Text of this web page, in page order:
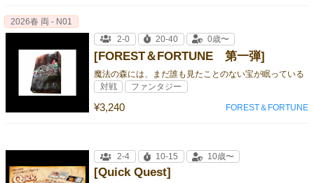
[FOREST＆FORTUNE 第一弾]
魔法の森には、まだ誰も見たことのない宝が眠っている
¥3,240
2026春 両 - N01
2-0
20-40 0歳〜
対戦 ファンタジー
FOREST＆FORTUNE
[Quick Quest]
2-4 10-15 10歳〜